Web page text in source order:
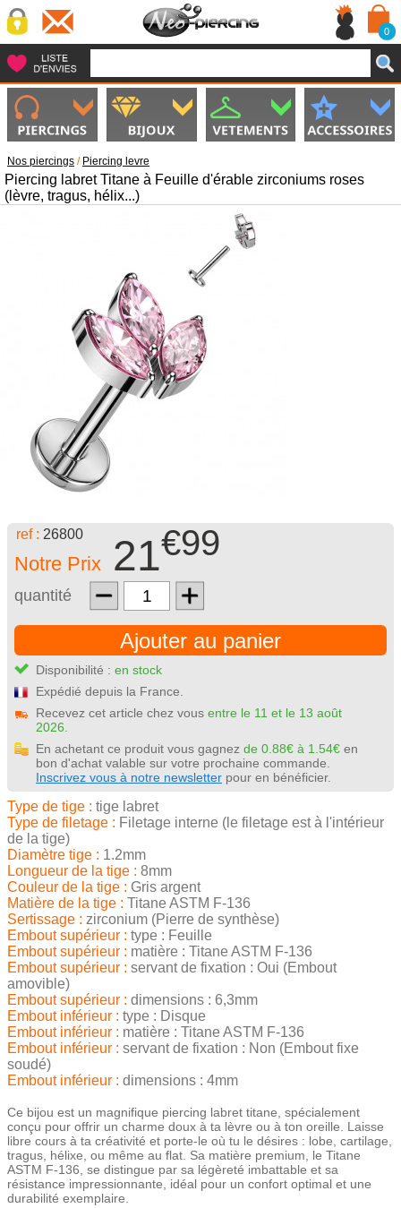
0
Nos piercings / Piercing levre
Piercing labret Titane à Feuille d'érable zirconiums roses
(lèvre, tragus, hélix...)
ref : 26800
Notre Prix 21€99
quantité
Ajouter au panier
Disponibilité : en stock
Expédié depuis la France.
Recevez cet article chez vous entre le 11 et le 13 août
2026.
En achetant ce produit vous gagnez de 0.88€ à 1.54€ en
bon d'achat valable sur votre prochaine commande.
Inscrivez vous à notre newsletter pour en bénéficier.
Type de tige : tige labret
Type de filetage : Filetage interne (le filetage est à l'intérieur
de la tige)
Diamètre tige : 1.2mm
Longueur de la tige : 8mm
Couleur de la tige : Gris argent
Matière de la tige : Titane ASTM F-136
Sertissage : zirconium (Pierre de synthèse)
Embout supérieur : type : Feuille
Embout supérieur : matière : Titane ASTM F-136
Embout supérieur : servant de fixation : Oui (Embout
amovible)
Embout supérieur : dimensions : 6,3mm
Embout inférieur : type : Disque
Embout inférieur : matière : Titane ASTM F-136
Embout inférieur : servant de fixation : Non (Embout fixe
soudé)
Embout inférieur : dimensions : 4mm
Ce bijou est un magnifique piercing labret titane, spécialement
conçu pour offrir un charme doux à ta lèvre ou à ton oreille. Laisse
libre cours à ta créativité et porte-le où tu le désires : lobe, cartilage,
tragus, hélixe, ou même au flat. Sa matière premium, le Titane
ASTM F-136, se distingue par sa légèreté imbattable et sa
résistance impressionnante, idéal pour un confort optimal et une
durabilité exemplaire.